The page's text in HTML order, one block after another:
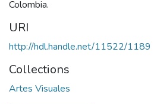
Colombia.
URI
http://hdl.handle.net/11522/1189
Collections
Artes Visuales